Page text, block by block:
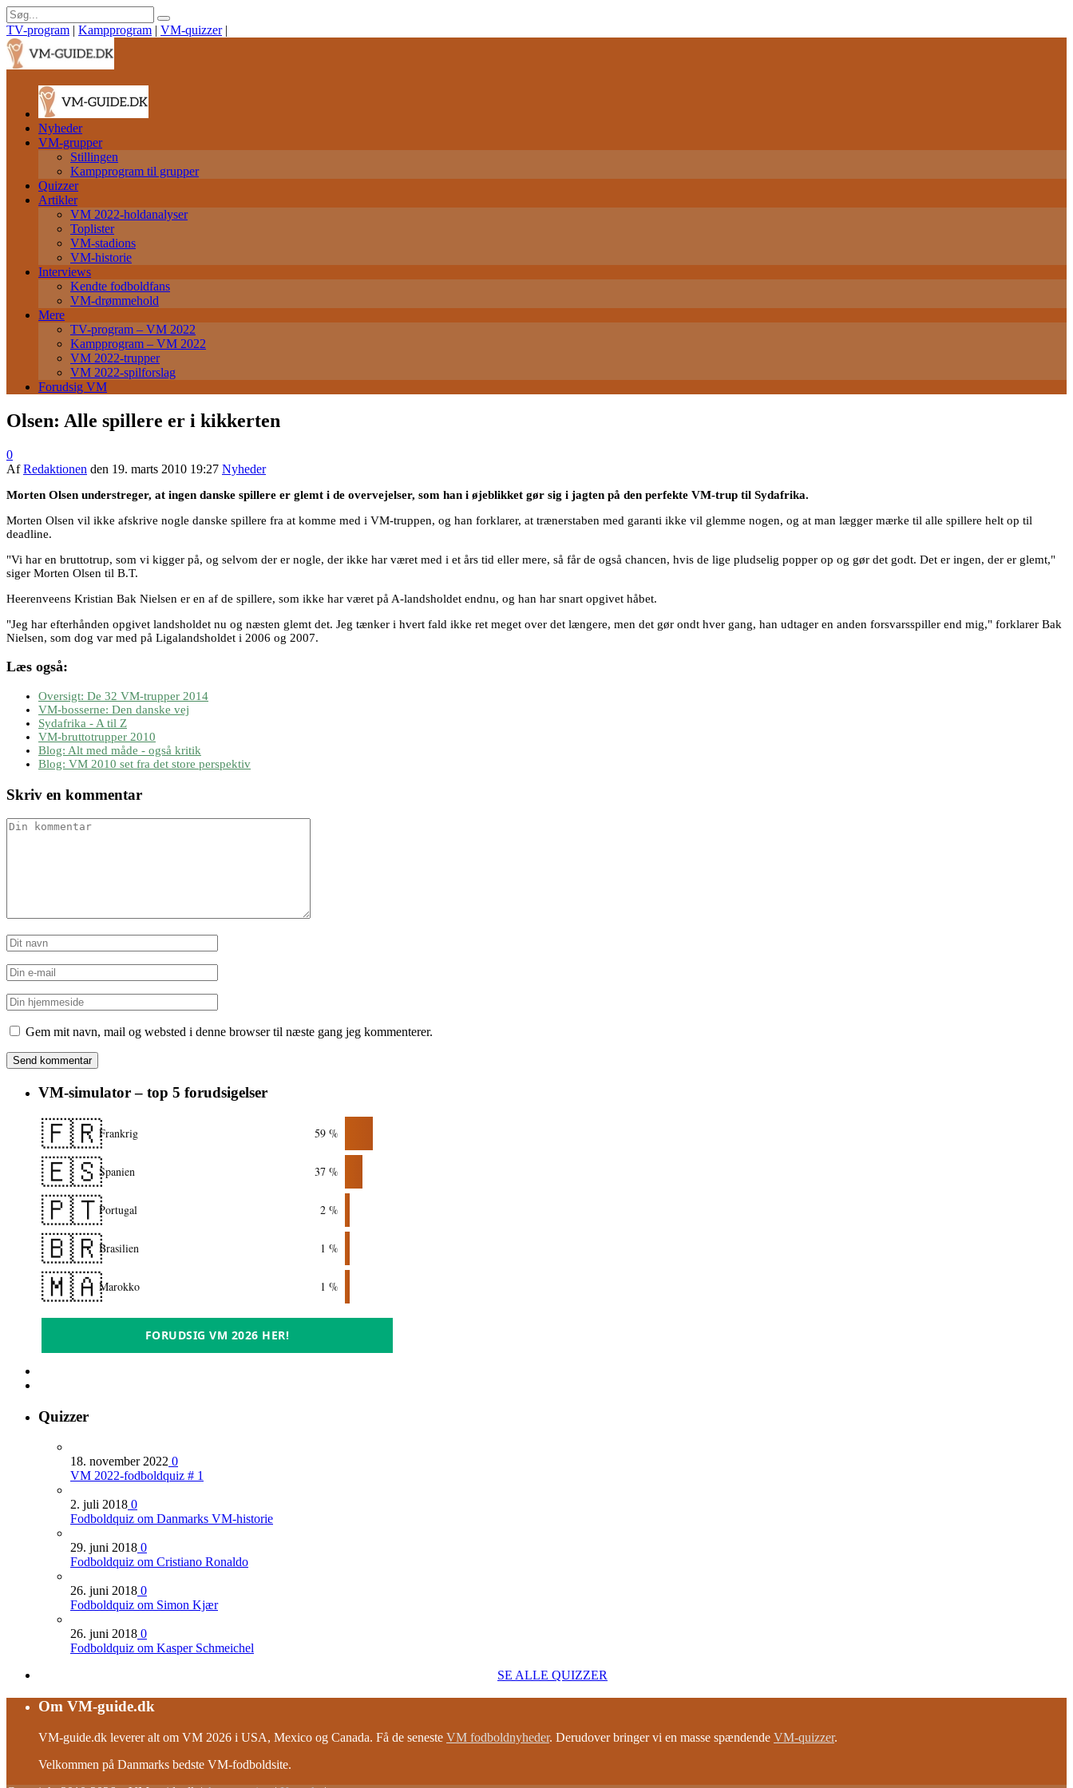
TV-program | Kampprogram | VM-quizzer |
Nyheder
VM-grupper
Stillingen
Kampprogram til grupper
Quizzer
Artikler
VM 2022-holdanalyser
Toplister
VM-stadions
VM-historie
Interviews
Kendte fodboldfans
VM-drømmehold
Mere
TV-program – VM 2022
Kampprogram – VM 2022
VM 2022-trupper
VM 2022-spilforslag
Forudsig VM
Olsen: Alle spillere er i kikkerten
0
AfRedaktionen den 19. marts 2010 19:27 Nyheder
Morten Olsen understreger, at ingen danske spillere er glemt i de overvejelser, som han i øjeblikket gør sig i jagten på den perfekte VM-trup til Sydafrika.
Morten Olsen vil ikke afskrive nogle danske spillere fra at komme med i VM-truppen, og han forklarer, at trænerstaben med garanti ikke vil glemme nogen, og at man lægger mærke til alle spillere helt op til
deadline.
"Vi har en bruttotrup, som vi kigger på, og selvom der er nogle, der ikke har været med i et års tid eller mere, så får de også chancen, hvis de lige pludselig popper op og gør det godt. Det er ingen, der er glemt,"
siger Morten Olsen til B.T.
Heerenveens Kristian Bak Nielsen er en af de spillere, som ikke har været på A-landsholdet endnu, og han har snart opgivet håbet.
"Jeg har efterhånden opgivet landsholdet nu og næsten glemt det. Jeg tænker i hvert fald ikke ret meget over det længere, men det gør ondt hver gang, han udtager en anden forsvarsspiller end mig," forklarer Bak
Nielsen, som dog var med på Ligalandsholdet i 2006 og 2007.
Læs også:
Oversigt: De 32 VM-trupper 2014
VM-bosserne: Den danske vej
Sydafrika - A til Z
VM-bruttotrupper 2010
Blog: Alt med måde - også kritik
Blog: VM 2010 set fra det store perspektiv
Skriv en kommentar
Gem mit navn, mail og websted i denne browser til næste gang jeg kommenterer.
VM-simulator – top 5 forudsigelser
🇫🇷Frankrig 59 %
🇪🇸Spanien 37 %
🇵🇹Portugal 2 %
🇧🇷Brasilien 1 %
🇲🇦Marokko 1 %
FORUDSIG VM 2026 HER!
Quizzer
18. november 2022 0
VM 2022-fodboldquiz # 1
2. juli 2018 0
Fodboldquiz om Danmarks VM-historie
29. juni 2018 0
Fodboldquiz om Cristiano Ronaldo
26. juni 2018 0
Fodboldquiz om Simon Kjær
26. juni 2018 0
Fodboldquiz om Kasper Schmeichel
SE ALLE QUIZZER
Om VM-guide.dk
VM-guide.dk leverer alt om VM 2026 i USA, Mexico og Canada. Få de seneste VM fodboldnyheder. Derudover bringer vi en masse spændende VM-quizzer.
Velkommen på Danmarks bedste VM-fodboldsite.